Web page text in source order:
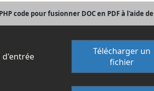
code pour fusionner DOC en PDF à l'aide de
d'entrée
Télécharger un
fichier